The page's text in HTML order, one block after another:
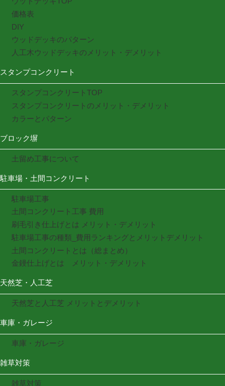
価格表
DIY
ウッドデッキのパターン
人工木ウッドデッキのメリット・デメリット
スタンプコンクリート
スタンプコンクリートTOP
スタンプコンクリートのメリット・デメリット
カラーとパターン
ブロック塀
土留め工事について
駐車場・土間コンクリート
駐車場工事
土間コンクリート工事 費用
刷毛引き仕上げとは メリット・デメリット
駐車場工事の種類_費用ランキングとメリットデメリット
土間コンクリートとは（総まとめ）
金鏝仕上げとは メリット・デメリット
天然芝・人工芝
天然芝と人工芝 メリットとデメリット
車庫・ガレージ
車庫・ガレージ
雑草対策
雑草対策